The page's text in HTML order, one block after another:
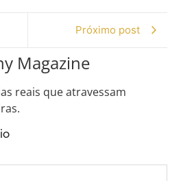
Próximo post
Magazine
reais que atravessam